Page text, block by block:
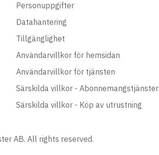
Personuppgifter
Datahantering
Tillgänglighet
Användarvillkor för hemsidan
Användarvillkor för tjänsten
Särskilda villkor - Abonnemangstjänster
Särskilda villkor - Köp av utrustning
AB. All rights reserved.